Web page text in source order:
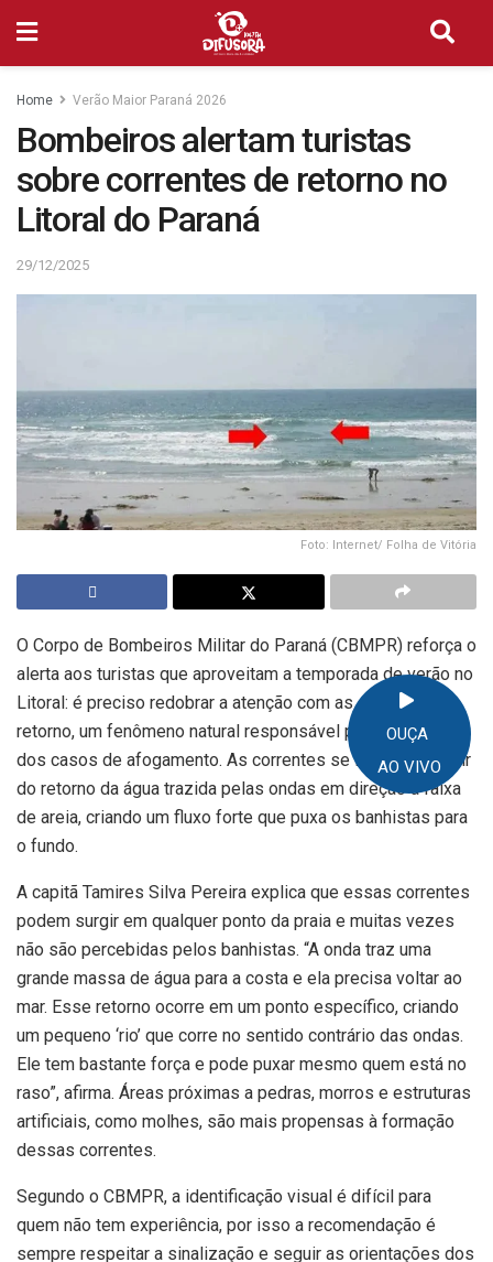
OUÇA
AO VIVO
Home Verão Maior Paraná 2026
Bombeiros alertam turistas
sobre correntes de retorno no
Litoral do Paraná
29/12/2025
Foto: Internet/ Folha de Vitória
O Corpo de Bombeiros Militar do Paraná (CBMPR) reforça o
alerta aos turistas que aproveitam a temporada de verão no
Litoral: é preciso redobrar a atenção com as correntes de
retorno, um fenômeno natural responsável por grande parte
dos casos de afogamento. As correntes se formam a partir
do retorno da água trazida pelas ondas em direção à faixa
de areia, criando um fluxo forte que puxa os banhistas para
o fundo.
A capitã Tamires Silva Pereira explica que essas correntes
podem surgir em qualquer ponto da praia e muitas vezes
não são percebidas pelos banhistas. “A onda traz uma
grande massa de água para a costa e ela precisa voltar ao
mar. Esse retorno ocorre em um ponto específico, criando
um pequeno ‘rio’ que corre no sentido contrário das ondas.
Ele tem bastante força e pode puxar mesmo quem está no
raso”, afirma. Áreas próximas a pedras, morros e estruturas
artificiais, como molhes, são mais propensas à formação
dessas correntes.
Segundo o CBMPR, a identificação visual é difícil para
quem não tem experiência, por isso a recomendação é
sempre respeitar a sinalização e seguir as orientações dos